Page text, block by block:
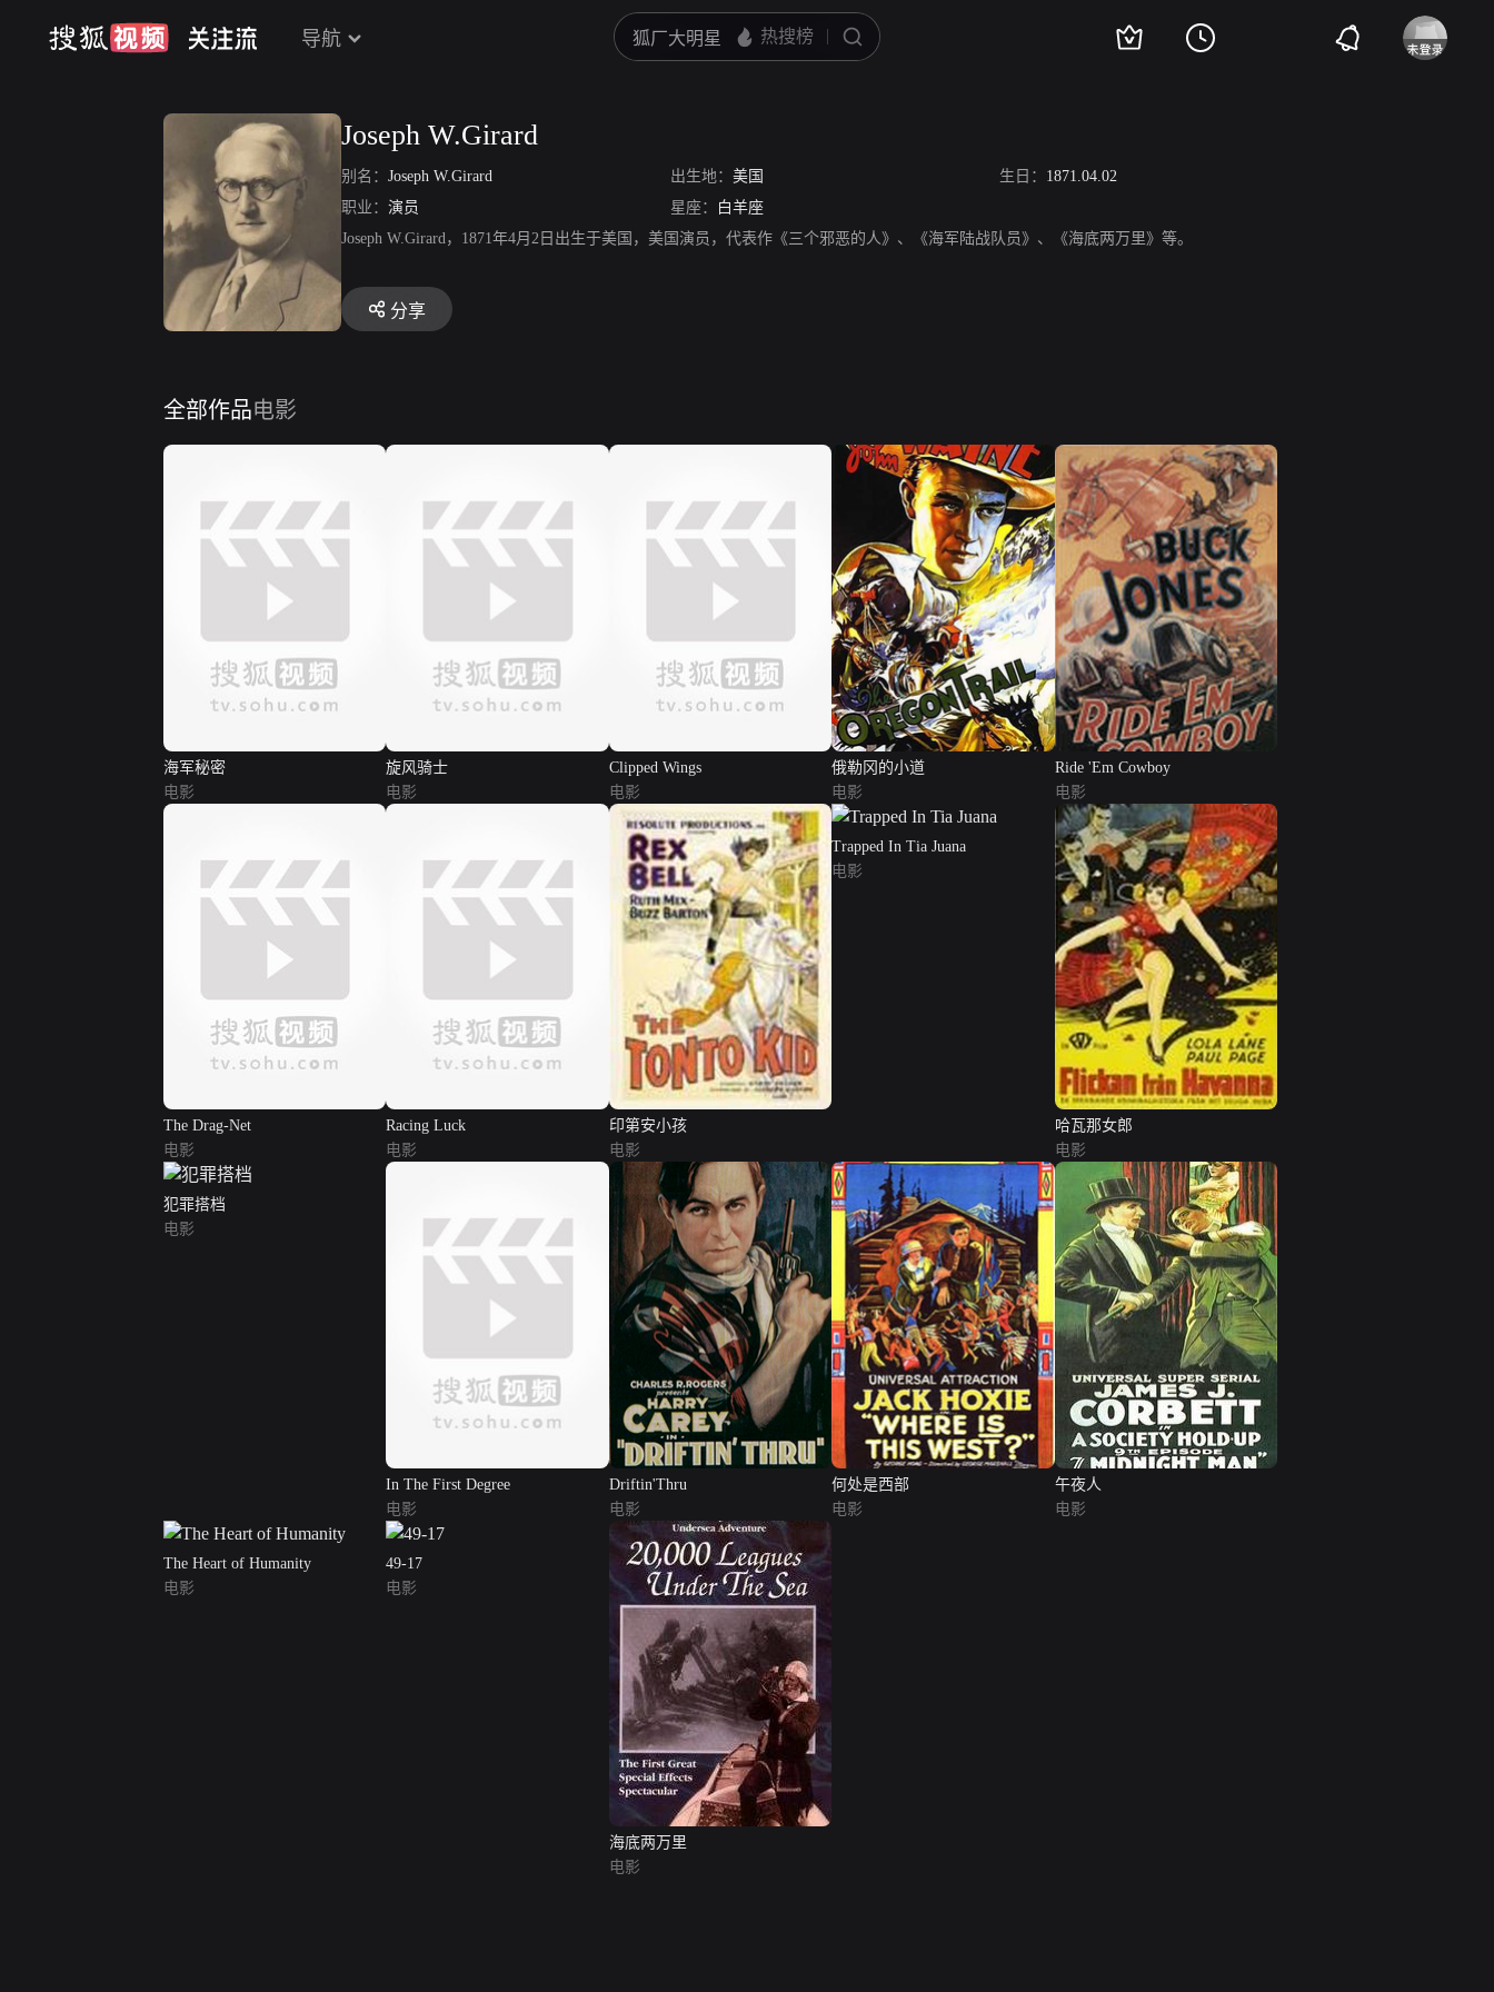
导航
Joseph W.Girard
别名： Joseph W.Girard 出生地： 美国 生日： 1871.04.02
职业： 演员 星座：
白羊座
Joseph W.Girard，1871年4月2日出生于美国，美国演员，代表作《三个邪恶的人》、《海军陆战队员》、《海底两万里》等。
分享
全部作品电影
海军秘密
电影
旋风骑士
电影
Clipped Wings
电影
俄勒冈的小道
电影
Ride 'Em Cowboy
电影
The Drag-Net
电影
Racing Luck
电影
印第安小孩
电影
Trapped In Tia Juana
电影
哈瓦那女郎
电影
犯罪搭档
电影
In The First Degree
电影
Driftin'Thru
电影
何处是西部
电影
午夜人
电影
The Heart of Humanity
电影
49-17
电影
海底两万里
电影